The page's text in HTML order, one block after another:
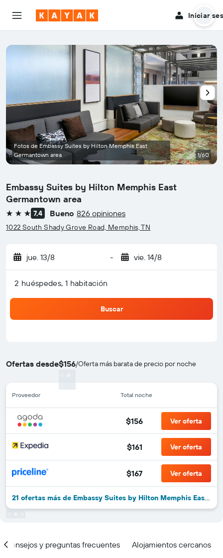
Iniciar
Embassy Suites by Hilton Memphis East
Germantown area
3 estrellas
7,4 Bueno 826 opiniones
1022 South Shady Grove Road, Memphis, TN
jue. 13/8 - vie. 14/8
2 huéspedes, 1 habitación
Buscar
Ofertas desde$156/Oferta más barata de precio por noche
Proveedor Total noche
$156 Ver oferta
$161 Ver oferta
$167 Ver oferta
21 ofertas más de Embassy Suites by Hilton Memphis East Germantown area
Fotos de Embassy Suites by Hilton Memphis East
Germantown area
1/60
Consejos y preguntas frecuentes Alojamientos cercanos